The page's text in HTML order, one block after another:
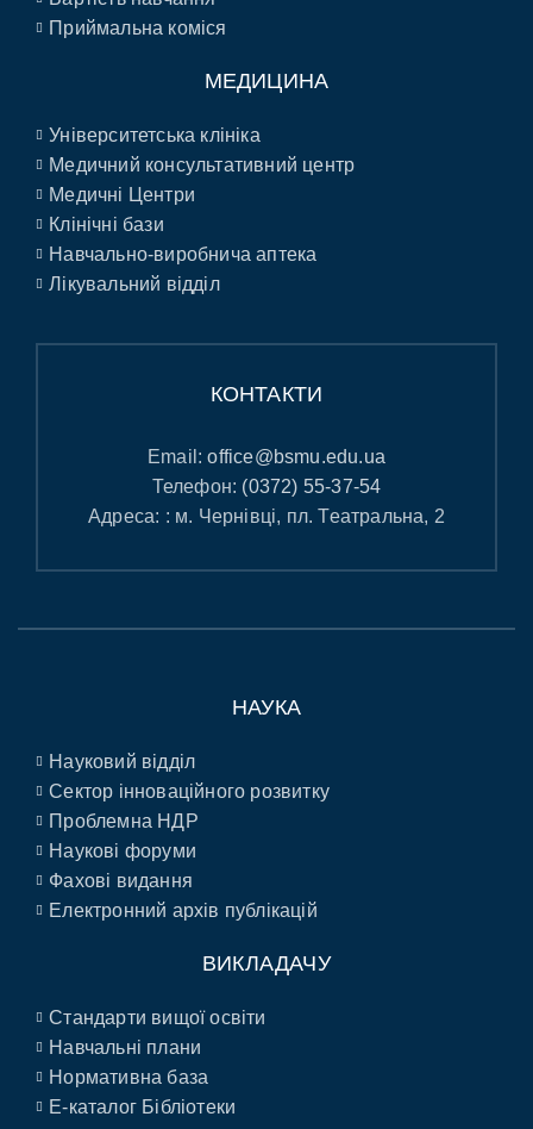
Приймальна коміся
МЕДИЦИНА
Університетська клініка
Медичний консультативний центр
Медичні Центри
Клінічні бази
Навчально-виробнича аптека
Лікувальний відділ
КОНТАКТИ
Email:office@bsmu.edu.ua
Телефон: (0372) 55-37-54
Адреса: : м. Чернівці, пл. Театральна, 2
НАУКА
Науковий відділ
Сектор інноваційного розвитку
Проблемна НДР
Наукові форуми
Фахові видання
Електронний архів публікацій
ВИКЛАДАЧУ
Стандарти вищої освіти
Навчальні плани
Нормативна база
E-каталог Бібліотеки